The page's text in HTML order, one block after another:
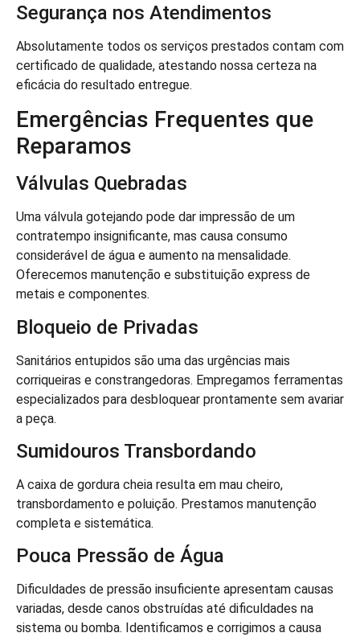
Segurança nos Atendimentos
Absolutamente todos os serviços prestados contam com
certificado de qualidade, atestando nossa certeza na
eficácia do resultado entregue.
Emergências Frequentes que
Reparamos
Válvulas Quebradas
Uma válvula gotejando pode dar impressão de um
contratempo insignificante, mas causa consumo
considerável de água e aumento na mensalidade.
Oferecemos manutenção e substituição express de
metais e componentes.
Bloqueio de Privadas
Sanitários entupidos são uma das urgências mais
corriqueiras e constrangedoras. Empregamos ferramentas
especializados para desbloquear prontamente sem avariar
a peça.
Sumidouros Transbordando
A caixa de gordura cheia resulta em mau cheiro,
transbordamento e poluição. Prestamos manutenção
completa e sistemática.
Pouca Pressão de Água
Dificuldades de pressão insuficiente apresentam causas
variadas, desde canos obstruídas até dificuldades na
sistema ou bomba. Identificamos e corrigimos a causa